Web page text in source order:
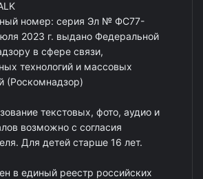
номер: серия Эл № ФС77-
2023 г. выдано Федеральной
в сфере связи,
технологий и массовых
(Роскомнадзор)
текстовых, фото, аудио и
возможно с согласия
Для детей старше 16 лет.
в единый реестр российских